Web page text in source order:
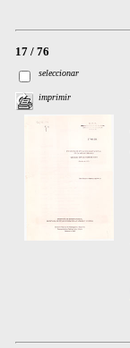
17 / 76
seleccionar
imprimir